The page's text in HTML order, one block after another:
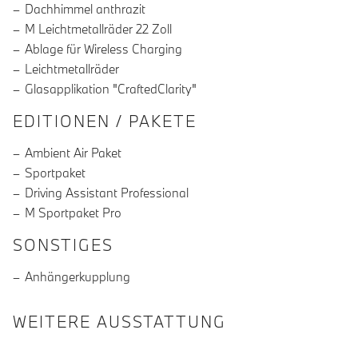
Dachhimmel anthrazit
M Leichtmetallräder 22 Zoll
Ablage für Wireless Charging
Leichtmetallräder
Glasapplikation "CraftedClarity"
EDITIONEN / PAKETE
Ambient Air Paket
Sportpaket
Driving Assistant Professional
M Sportpaket Pro
SONSTIGES
Anhängerkupplung
WEITERE AUSSTATTUNG